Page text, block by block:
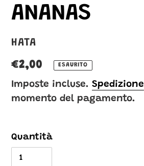
ANANAS
VENDITORE
HATA
Prezzo
di
listino
€2,00 ESAURITO
Imposte incluse. Spedizione
momento del pagamento.
Quantità